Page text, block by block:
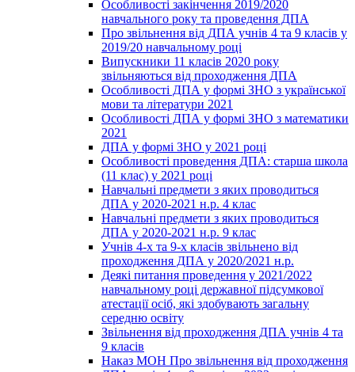
Особливості закінчення 2019/2020
навчального року та проведення ДПА
Про звільнення від ДПА учнів 4 та 9 класів у
2019/20 навчальному році
Випускники 11 класів 2020 року
звільняються від проходження ДПА
Особливості ДПА у формі ЗНО з української
мови та літератури 2021
Особливості ДПА у формі ЗНО з математики
2021
ДПА у формі ЗНО у 2021 році
Особливості проведення ДПА: старша школа
(11 клас) у 2021 році
Навчальні предмети з яких проводиться
ДПА у 2020-2021 н.р. 4 клас
Навчальні предмети з яких проводиться
ДПА у 2020-2021 н.р. 9 клас
Учнів 4-х та 9-х класів звільнено від
проходження ДПА у 2020/2021 н.р.
Деякі питання проведення у 2021/2022
навчальному році державної підсумкової
атестації осіб, які здобувають загальну
середню освіту
Звільнення від проходження ДПА учнів 4 та
9 класів
Наказ МОН Про звільнення від проходження